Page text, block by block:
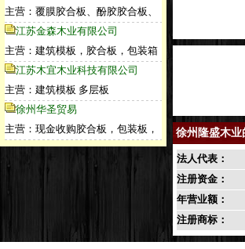
主营：覆膜胶合板、酚胶胶合板、
江苏金森木业有限公司
主营：建筑模板，胶合板，包装箱
江苏木宜木业科技有限公司
主营：建筑模板 多层板
徐州华圣贸易
主营：现金收购胶合板，包装板，
徐州隆盛木业
法人代表：
注册资金：
年营业额：
注册商标：